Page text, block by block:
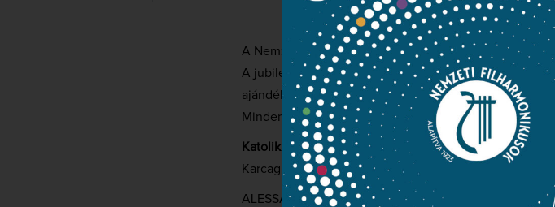
A Nemzeti Filharmonikus Zenekar 2023-ban ünnepli
A jubileum alkalmából a Nemzeti Filharmonikusok
ajándékozzák meg a közönséget.
Minden kedves érdeklődőt szeretettel várunk!
Katolikus templom
Karcag, Széchenyi István sugárút 2.
ALESSANDRO SCARLATTI: F-dúr kvartett